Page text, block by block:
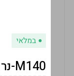
במלאי
M140-נר מספר 6 מעוצב -זהב